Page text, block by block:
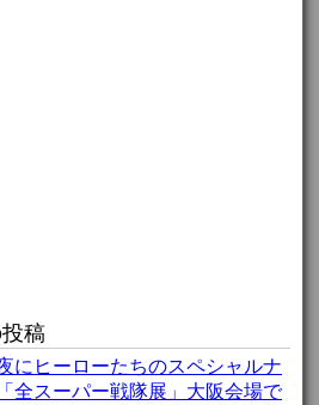
稿
にヒーローたちのスペシャルナ
全スーパー戦隊展」大阪会場で